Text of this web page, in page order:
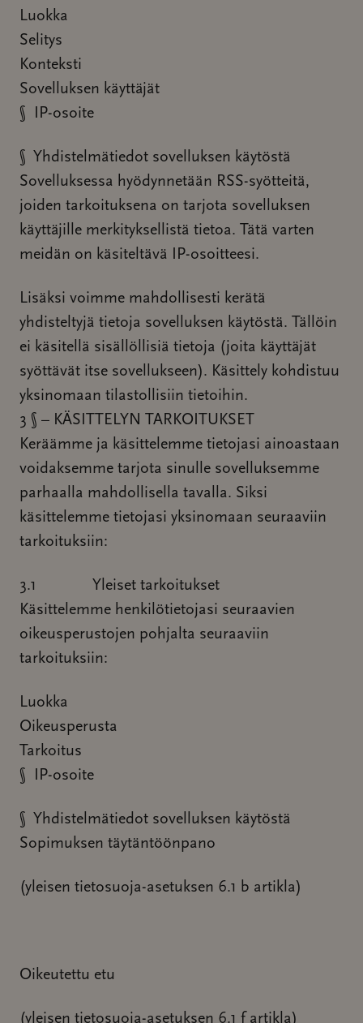
Luokka
Selitys
Konteksti
Sovelluksen käyttäjät
§ IP-osoite
§ Yhdistelmätiedot sovelluksen käytöstä
Sovelluksessa hyödynnetään RSS-syötteitä,
joiden tarkoituksena on tarjota sovelluksen
käyttäjille merkityksellistä tietoa. Tätä varten
meidän on käsiteltävä IP-osoitteesi.
Lisäksi voimme mahdollisesti kerätä
yhdisteltyjä tietoja sovelluksen käytöstä. Tällöin
ei käsitellä sisällöllisiä tietoja (joita käyttäjät
syöttävät itse sovellukseen). Käsittely kohdistuu
yksinomaan tilastollisiin tietoihin.
3 § – KÄSITTELYN TARKOITUKSET
Keräämme ja käsittelemme tietojasi ainoastaan
voidaksemme tarjota sinulle sovelluksemme
parhaalla mahdollisella tavalla. Siksi
käsittelemme tietojasi yksinomaan seuraaviin
tarkoituksiin:
3.1 Yleiset tarkoitukset
Käsittelemme henkilötietojasi seuraavien
oikeusperustojen pohjalta seuraaviin
tarkoituksiin:
Luokka
Oikeusperusta
Tarkoitus
§ IP-osoite
§ Yhdistelmätiedot sovelluksen käytöstä
Sopimuksen täytäntöönpano
(yleisen tietosuoja-asetuksen 6.1 b artikla)
Oikeutettu etu
(yleisen tietosuoja-asetuksen 6.1 f artikla)